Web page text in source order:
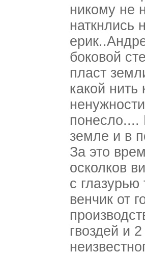
никому не
наткнлись
боковой
пласт
какой нить
понесло....
земле и в
За это
осколков
с глазурью
венчик от
гвоздей и